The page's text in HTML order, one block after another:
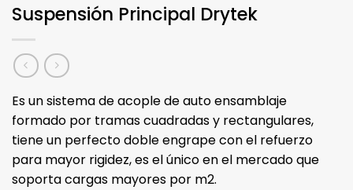
Suspensión Principal Drytek
Es un sistema de acople de auto ensamblaje
formado por tramas cuadradas y rectangulares,
tiene un perfecto doble engrape con el refuerzo
para mayor rigidez, es el único en el mercado que
soporta cargas mayores por m2.